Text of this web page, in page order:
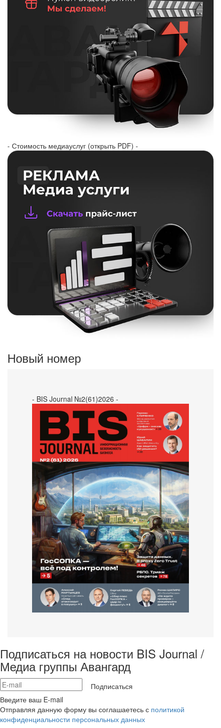
- Стоимость медиауслуг (открыть PDF) -
Новый номер
- BIS Journal №2(61)2026 -
Подписаться на новости BIS Journal /
Медиа группы Авангард
Подписаться
Введите ваш E-mail
Отправляя данную форму вы соглашаетесь с политикой
конфиденциальности персональных данных